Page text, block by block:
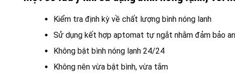
Kiểm tra định kỳ về chất lượng bình nóng lanh
Sử dụng kết hợp aptomat tự ngắt nhằm đảm bảo
Không bật bình nóng lạnh 24/24
Không nên vừa bật bình, vừa tắm